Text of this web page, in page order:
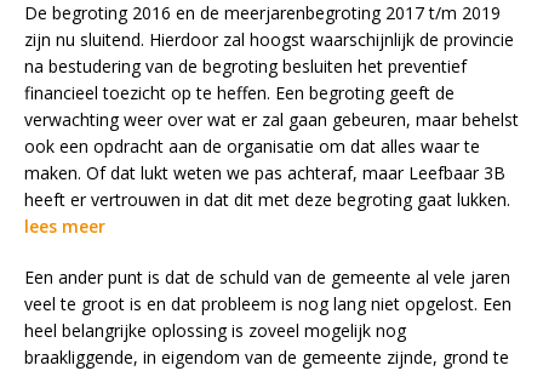
De begroting 2016 en de meerjarenbegroting 2017 t/m 2019
zijn nu sluitend. Hierdoor zal hoogst waarschijnlijk de provincie
na bestudering van de begroting besluiten het preventief
financieel toezicht op te heffen. Een begroting geeft de
verwachting weer over wat er zal gaan gebeuren, maar behelst
ook een opdracht aan de organisatie om dat alles waar te
maken. Of dat lukt weten we pas achteraf, maar Leefbaar 3B
heeft er vertrouwen in dat dit met deze begroting gaat lukken.
lees meer
Een ander punt is dat de schuld van de gemeente al vele jaren
veel te groot is en dat probleem is nog lang niet opgelost. Een
heel belangrijke oplossing is zoveel mogelijk nog
braakliggende, in eigendom van de gemeente zijnde, grond te